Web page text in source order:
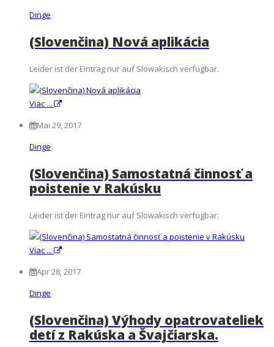
Dinge
(Slovenčina) Nová aplikácia
Leider ist der Eintrag nur auf Slowakisch verfügbar.
Viac ...
Mai 29, 2017
Dinge
(Slovenčina) Samostatná činnosť a
poistenie v Rakúsku
Leider ist der Eintrag nur auf Slowakisch verfügbar.
Viac ...
Apr 28, 2017
Dinge
(Slovenčina) Výhody opatrovateliek
detí z Rakúska a Švajčiarska.